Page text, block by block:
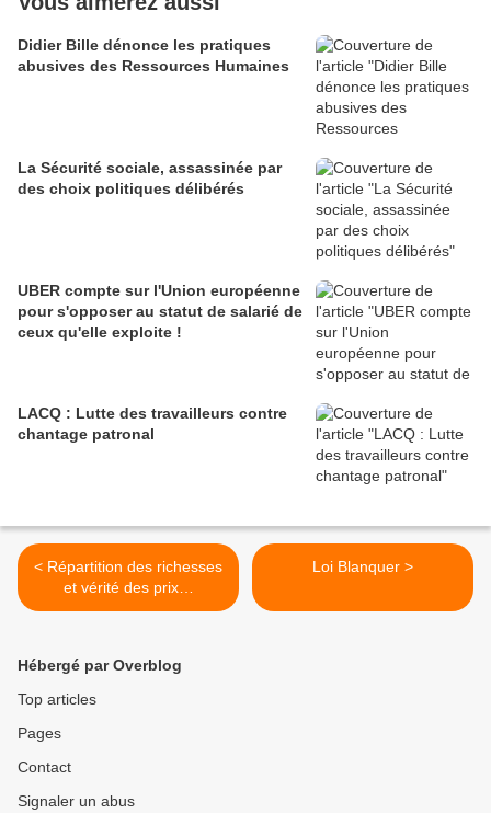
Didier Bille dénonce les pratiques
abusives des Ressources Humaines
La Sécurité sociale, assassinée par
des choix politiques délibérés
UBER compte sur l'Union européenne
pour s'opposer au statut de salarié de
ceux qu'elle exploite !
LACQ : Lutte des travailleurs contre
chantage patronal
< Répartition des richesses
et vérité des prix…
Loi Blanquer >
Hébergé par Overblog
Top articles
Pages
Contact
Signaler un abus